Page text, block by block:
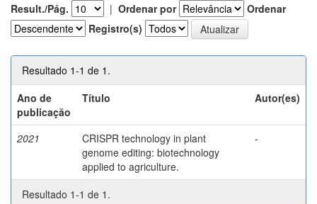
Result./Pág. | Ordenar por
Ordenar
Registro(s)
Resultado 1-1 de 1.
Ano de
publicação
Título Autor(es)
2021
CRISPR technology in plant
genome editing: biotechnology
applied to agriculture.
-
Resultado 1-1 de 1.